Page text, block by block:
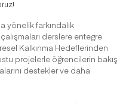
yönelik farkındalık
derslere entegre
Kalkınma Hedeflerinden
projelerle öğrencilerin bakış
destekler ve daha